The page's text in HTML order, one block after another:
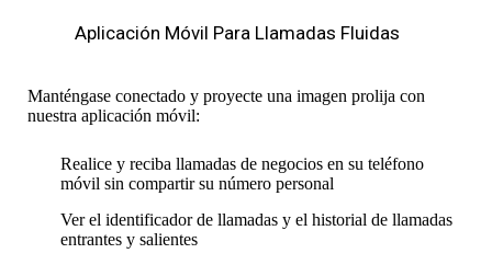
Aplicación Móvil Para Llamadas Fluidas
Manténgase conectado y proyecte una imagen prolija con
nuestra aplicación móvil:
Realice y reciba llamadas de negocios en su teléfono
móvil sin compartir su número personal
Ver el identificador de llamadas y el historial de llamadas
entrantes y salientes